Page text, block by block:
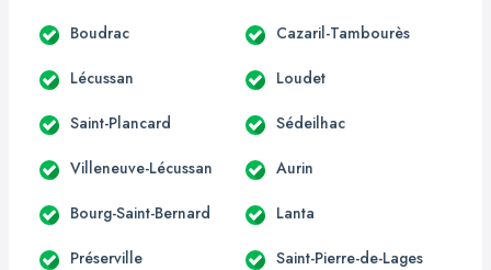
Boudrac Cazaril-Tambourès
Lécussan Loudet
Saint-Plancard Sédeilhac
Villeneuve-Lécussan Aurin
Bourg-Saint-Bernard Lanta
Préserville Saint-Pierre-de-Lages